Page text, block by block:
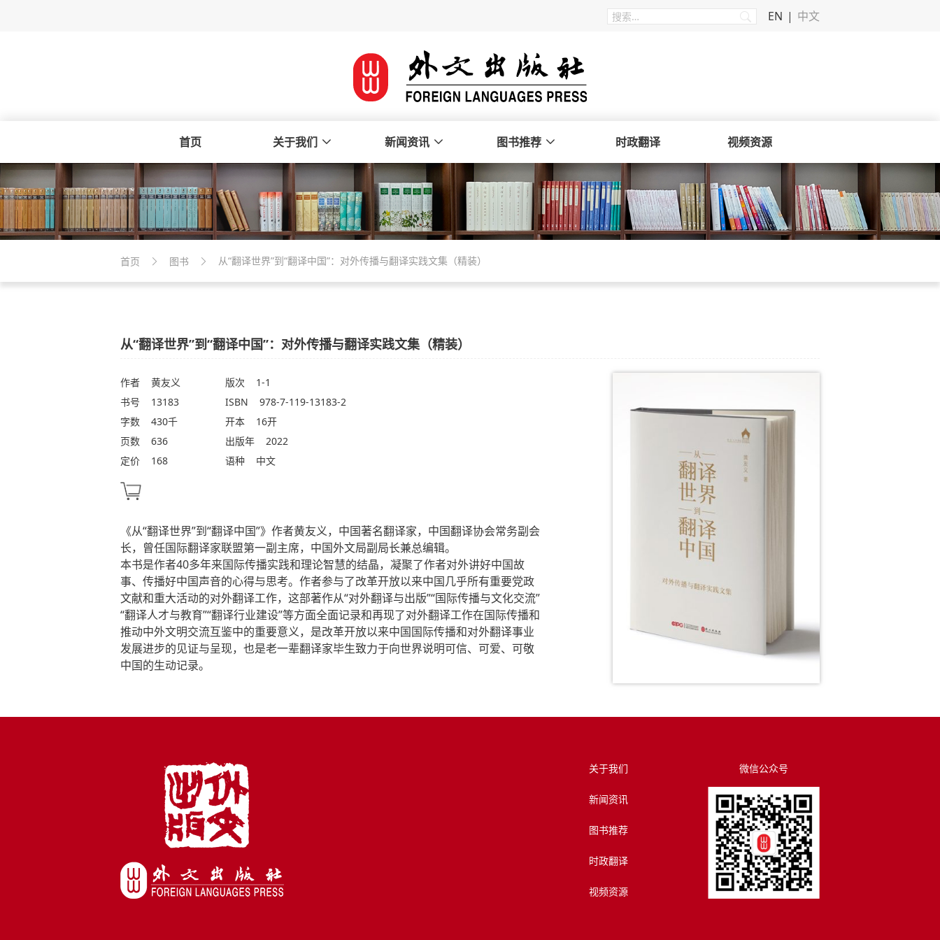
EN 中文
首页 关于我们 新闻资讯 图书推荐 时政翻译 视频资源
首页 图书 从“翻译世界”到“翻译中国”：对外传播与翻译实践文集（精装）
从“翻译世界”到“翻译中国”：对外传播与翻译实践文集（精装）
作者
黄友义
书号
13183
字数
430千
页数
636
定价
168
版次
1-1
ISBN
978-7-119-13183-2
开本
16开
出版年
2022
语种
中文
《从“翻译世界”到“翻译中国”》作者黄友义，中国著名翻译家，中国翻译协会常务副会
长，曾任国际翻译家联盟第一副主席，中国外文局副局长兼总编辑。
本书是作者40多年来国际传播实践和理论智慧的结晶，凝聚了作者对外讲好中国故
事、传播好中国声音的心得与思考。作者参与了改革开放以来中国几乎所有重要党政
文献和重大活动的对外翻译工作，这部著作从“对外翻译与出版”“国际传播与文化交流”
“翻译人才与教育”“翻译行业建设”等方面全面记录和再现了对外翻译工作在国际传播和
推动中外文明交流互鉴中的重要意义，是改革开放以来中国国际传播和对外翻译事业
发展进步的见证与呈现，也是老一辈翻译家毕生致力于向世界说明可信、可爱、可敬
中国的生动记录。
关于我们
新闻资讯
图书推荐
时政翻译
视频资源
微信公众号